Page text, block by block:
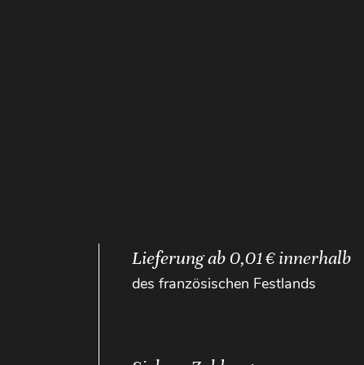
Lieferung ab 0,01 € innerhalb
des französischen Festlands